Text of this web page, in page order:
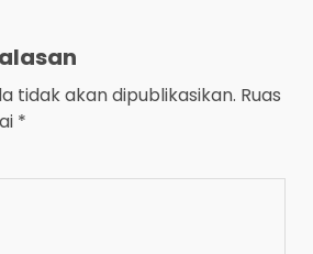
tidak akan dipublikasikan. Ruas
*